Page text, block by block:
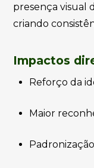
presença visual
criando
Impactos
Reforço da
Maior